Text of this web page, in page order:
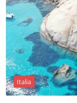
Italia